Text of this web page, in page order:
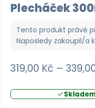
Plecháček
Tento produkt právě
Naposledy zakoupil/a
319,00 Kč –